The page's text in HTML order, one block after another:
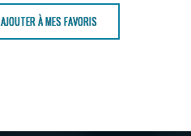
AJOUTER À MES FAVORIS